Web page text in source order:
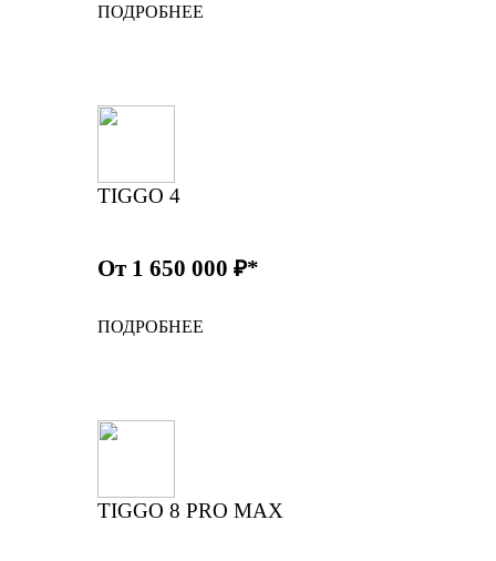
ПОДРОБНЕЕ
TIGGO 4
От 1 650 000 ₽*
ПОДРОБНЕЕ
TIGGO 8 PRO MAX